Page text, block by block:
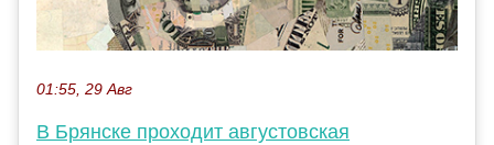
01:55, 29 Авг
В Брянске проходит августовская